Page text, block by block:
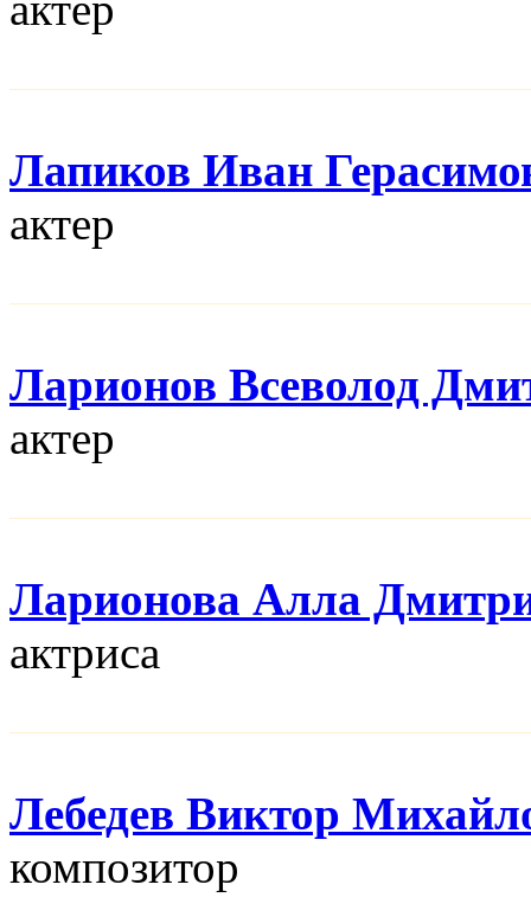
Лапиков Иван
актер
Ларионов Всеволод
актер
Ларионова Алла
актриса
Лебедев Виктор
композитор